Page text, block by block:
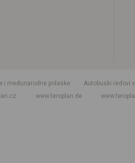
i međunarodne polaske
Autobuski redovi
www.teroplan.de